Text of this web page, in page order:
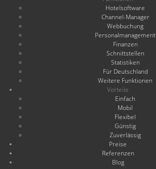
Hotelsoftware
Channel-Manager
Webbuchung
Personalmanagement
Finanzen
Schnittstellen
Statistiken
Für Deutschland
Weitere Funktionen
Vorteile
Einfach
Mobil
Flexibel
Günstig
Zuverlässig
Preise
Referenzen
Blog